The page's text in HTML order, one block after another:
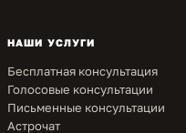
НАШИ УСЛУГИ
Бесплатная консультация
Голосовые консультации
Письменные консультации
Астрочат